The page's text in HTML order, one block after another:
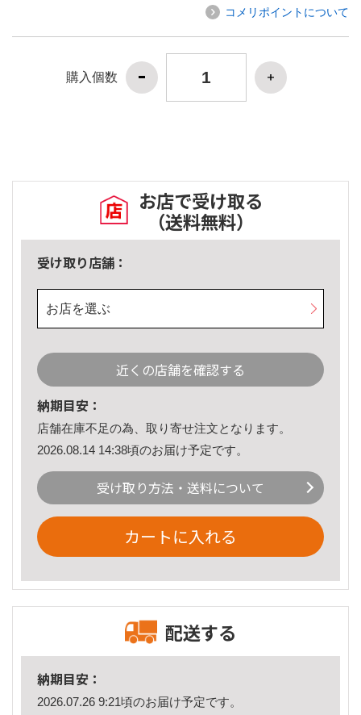
コメリポイントについて
購入個数
お店で受け取る
（送料無料）
受け取り店舗：
お店を選ぶ
近くの店舗を確認する
納期目安：
店舗在庫不足の為、取り寄せ注文となります。
2026.08.14 14:38頃のお届け予定です。
受け取り方法・送料について
カートに入れる
配送する
納期目安：
2026.07.26 9:21頃のお届け予定です。